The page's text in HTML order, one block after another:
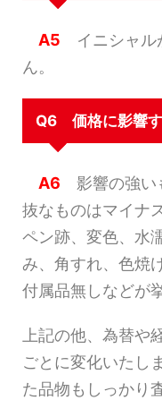
A5 イニシャル
ん。
Q6 価格に影響す
A6 影響の強い
抜なものはマイナ
ペン跡、変色、水
み、角すれ、色焼
付属品無しなどが
上記の他、為替や
ごとに変化いたし
た品物もしっかり